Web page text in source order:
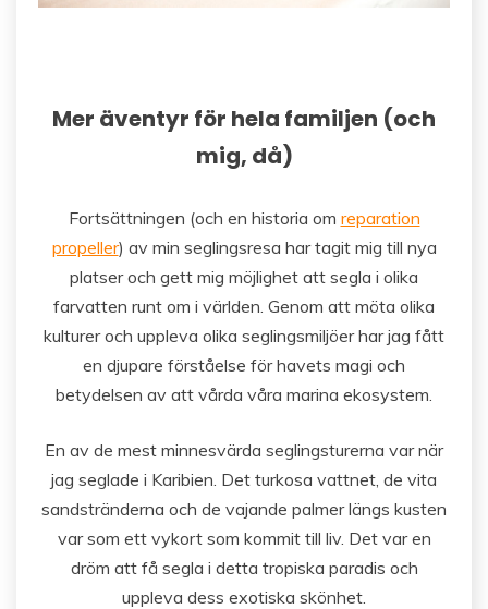
Mer äventyr för hela familjen (och
mig, då)
Fortsättningen (och en historia om reparation
propeller) av min seglingsresa har tagit mig till nya
platser och gett mig möjlighet att segla i olika
farvatten runt om i världen. Genom att möta olika
kulturer och uppleva olika seglingsmiljöer har jag fått
en djupare förståelse för havets magi och
betydelsen av att vårda våra marina ekosystem.
En av de mest minnesvärda seglingsturerna var när
jag seglade i Karibien. Det turkosa vattnet, de vita
sandstränderna och de vajande palmer längs kusten
var som ett vykort som kommit till liv. Det var en
dröm att få segla i detta tropiska paradis och
uppleva dess exotiska skönhet.